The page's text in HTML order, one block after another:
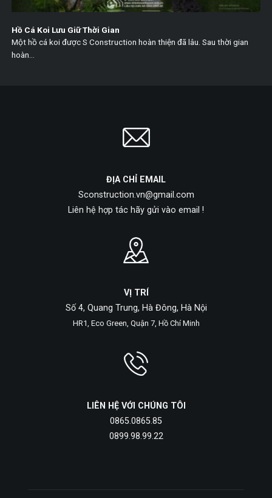
Hồ Cá Koi Lưu Giữ Thời Gian
Một hồ cá koi được S Construction hoàn thiện đã lâu. Sau thời gian
hoàn...
ĐỊA CHỈ EMAIL
Sconstruction.vn@gmail.com
Liên hệ hợp tác hãy gửi vào email !
VỊ TRÍ
Số 4, Quang Trung, Hà Đông, Hà Nội
HR1, Eco Green, Quận 7, Hồ Chí Minh
LIÊN HỆ VỚI CHÚNG TÔI
0865.0865.85
0899.98.99.22